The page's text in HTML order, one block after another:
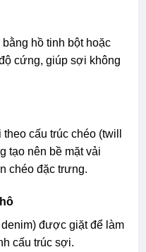
hồ tinh bột hoặc
cứng, giúp sợi không
cấu trúc chéo (twill
tạo nên bề mặt vải
chéo đặc trưng.
được giặt để làm
cấu trúc sợi.